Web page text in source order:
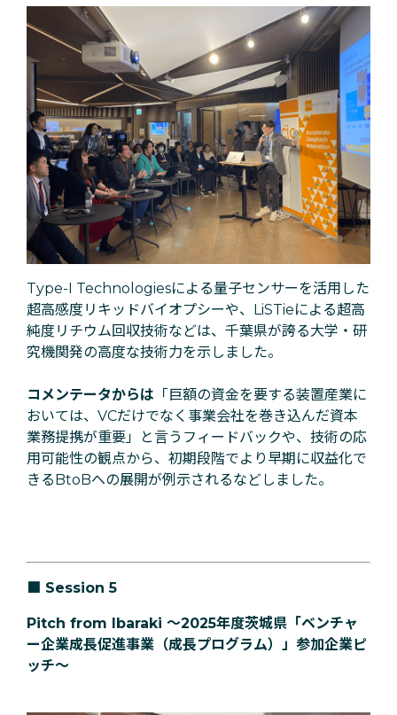
Type-I Technologiesによる量子センサーを活用した
超高感度リキッドバイオプシーや、 LiSTieによる超高
純度リチウム回収技術などは、千葉県が誇る大学・研
究機関発の高度な技術力を示しました。
コメンテータからは 「巨額の資金を要する装置産業に
おいては、VCだけでなく事業会社を巻き込んだ資本
業務提携が重要」と言うフィードバックや、技術の応
用可能性の観点から、初期段階でより早期に収益化で
きるBtoBへの展開が例示されるなどしました。
■ Session 5
Pitch from Ibaraki 〜2025年度茨城県「ベンチャ
ー企業成長促進事業（成長プログラム）」参加企業ピ
ッチ〜